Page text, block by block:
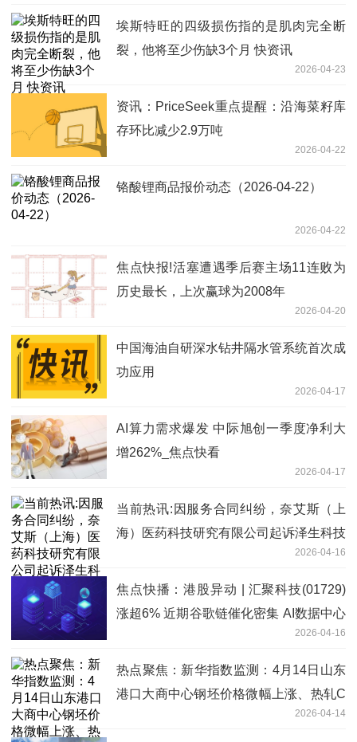
埃斯特旺的四级损伤指的是肌肉完全断
裂，他将至少伤缺3个月 快资讯
2026-04-23
资讯：PriceSeek重点提醒：沿海菜籽库
存环比减少2.9万吨
2026-04-22
铬酸锂商品报价动态（2026-04-22）
2026-04-22
焦点快报!活塞遭遇季后赛主场11连败为
历史最长，上次赢球为2008年
2026-04-20
中国海油自研深水钻井隔水管系统首次成
功应用
2026-04-17
AI算力需求爆发 中际旭创一季度净利大
增262%_焦点快看
2026-04-17
当前热讯:因服务合同纠纷，奈艾斯（上
海）医药科技研究有限公司起诉泽生科技
2026-04-16
焦点快播：港股异动 | 汇聚科技(01729)
涨超6% 近期谷歌链催化密集 AI数据中心
2026-04-16
热点聚焦：新华指数监测：4月14日山东
港口大商中心钢坯价格微幅上涨、热轧C
2026-04-14